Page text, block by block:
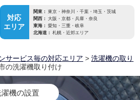
対応
エリア
関東： 東京・神奈川・千葉・埼玉・茨城
関西： 大阪・京都・兵庫・奈良
東海： 愛知・三重・岐阜
北海道： 札幌・近郊エリア
サービス毎の対応エリア >洗濯機の取り
の洗濯機取り付け
機の設置